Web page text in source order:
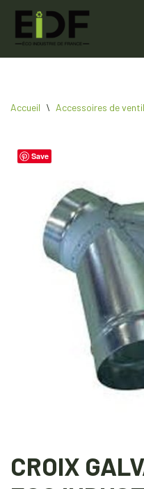
Aller
Accueil \ Accessoires de
Save
CROIX